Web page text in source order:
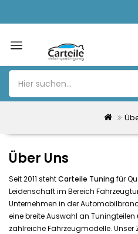
Über Uns
Seit 2011 stehtCarteile Tuning für
Leidenschaft im Bereich
Unternehmen in der
eine breite Auswahl an Tuningteilen
zahlreiche Fahrzeugmodelle. Unser